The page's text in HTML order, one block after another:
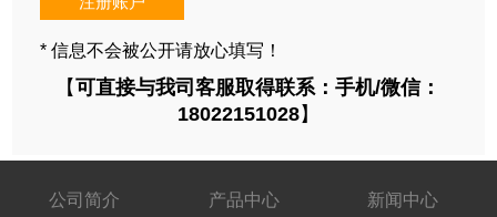
* 信息不会被公开请放心填写！
【可直接与我司客服取得联系：手机/微信：
18022151028】
公司简介 产品中心 新闻中心